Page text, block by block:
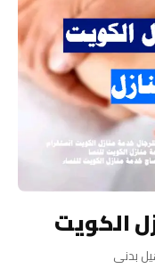
الكويت
بدنى